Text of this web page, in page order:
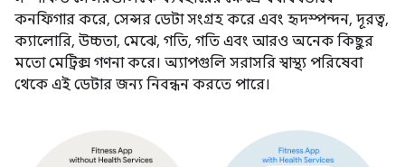
কনফিগার করে, সেন্সর ডেটা সংগ্রহ করে এবং হৃদস্পন্দন, দূরত্ব,
ক্যালোরি, উচ্চতা, মেঝে, গতি, গতি এবং আরও অনেক কিছুর
মতো মেট্রিক্স গণনা করে। অ্যাপগুলি সরাসরি স্বাস্থ্য পরিষেবা
থেকে এই ডেটার জন্য নিবন্ধন করতে পারে।